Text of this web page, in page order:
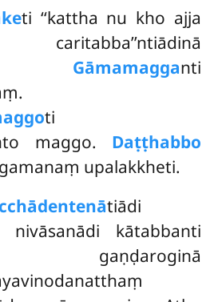
ti ‘‘kattha nu kho ajja
Gāmamagganti
ti
maggo. Daṭṭhabbo
upalakkheti.
tiādi
nivāsanādi kātabbanti
gaṇḍaroginā